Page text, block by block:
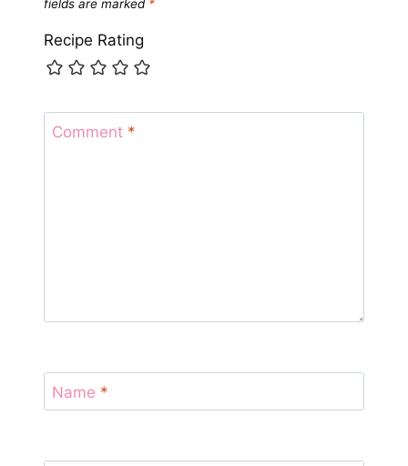
fields are marked *
Recipe Rating
Comment *
Name *